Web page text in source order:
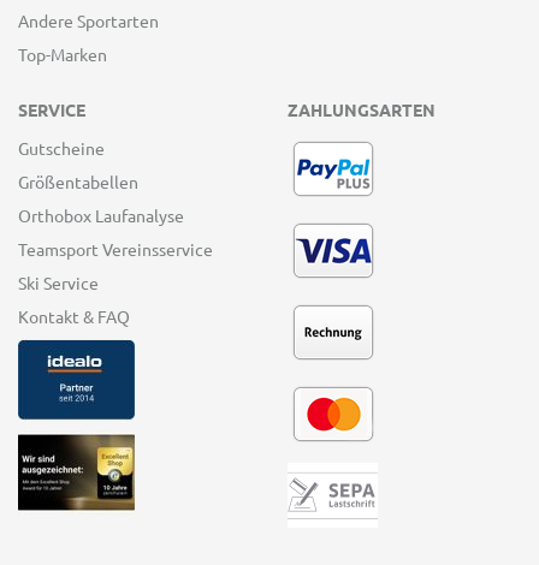
Andere Sportarten
Top-Marken
SERVICE
Gutscheine
Größentabellen
Orthobox Laufanalyse
Teamsport Vereinsservice
Ski Service
Kontakt & FAQ
ZAHLUNGSARTEN